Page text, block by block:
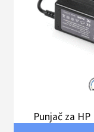
Punjač za